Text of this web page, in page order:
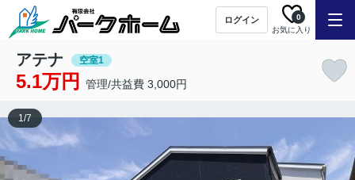
ログイン
お気に入り
0
アテナ 空室1
5.1万円 管理/共益費 3,000円
1/7